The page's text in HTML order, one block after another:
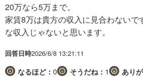
20万なら5万まで。
家賃8万は貴方の収入に見合わないで
な収入じゃないと思います。
回答日時2026/6/8 13:21:11
なるほど： 0 そうだね： 1 あり